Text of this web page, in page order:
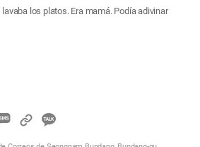
los platos. Era mamá. Podía adivinar
카